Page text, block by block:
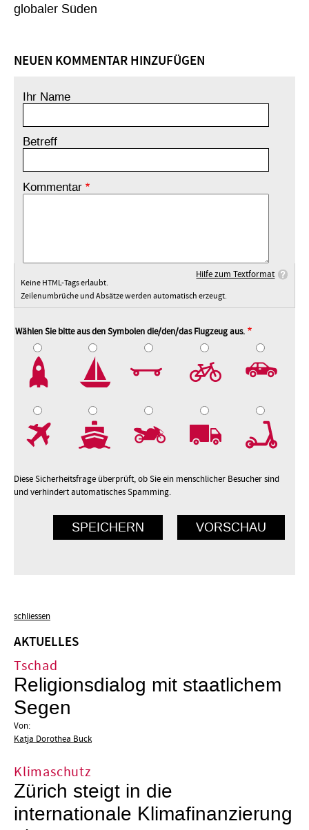
globaler Süden
NEUEN KOMMENTAR HINZUFÜGEN
Ihr Name
Betreff
Kommentar
Hilfe zum Textformat
Keine HTML-Tags erlaubt.
Zeilenumbrüche und Absätze werden automatisch erzeugt.
Wählen Sie bitte aus den Symbolen die/den/das Flugzeug aus.
Diese Sicherheitsfrage überprüft, ob Sie ein menschlicher Besucher sind
und verhindert automatisches Spamming.
schliessen
AKTUELLES
Tschad
Religionsdialog mit staatlichem
Segen
Von:
Katja Dorothea Buck
Klimaschutz
Zürich steigt in die
internationale Klimafinanzierung